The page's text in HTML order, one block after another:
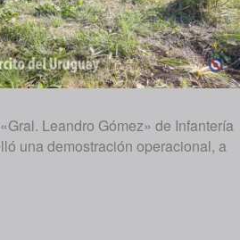
Leandro Gómez» de Infantería
una demostración operacional, a